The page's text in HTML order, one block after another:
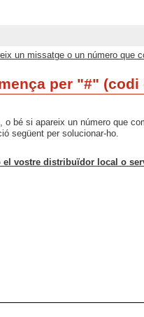
un missatge o un número que
per "#" (codi
bé si apareix un número que
següent per solucionar-ho.
el vostre distribuïdor local o